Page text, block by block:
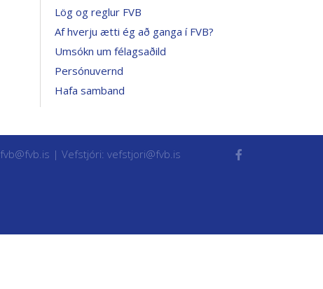
Lög og reglur FVB
Af hverju ætti ég að ganga í FVB?
Umsókn um félagsaðild
Persónuvernd
Hafa samband
fvb@fvb.is | Vefstjóri: vefstjori@fvb.is